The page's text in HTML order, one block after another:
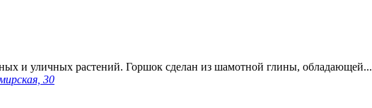
и уличных растений. Горшок сделан из шамотной глины, обладающей...
30